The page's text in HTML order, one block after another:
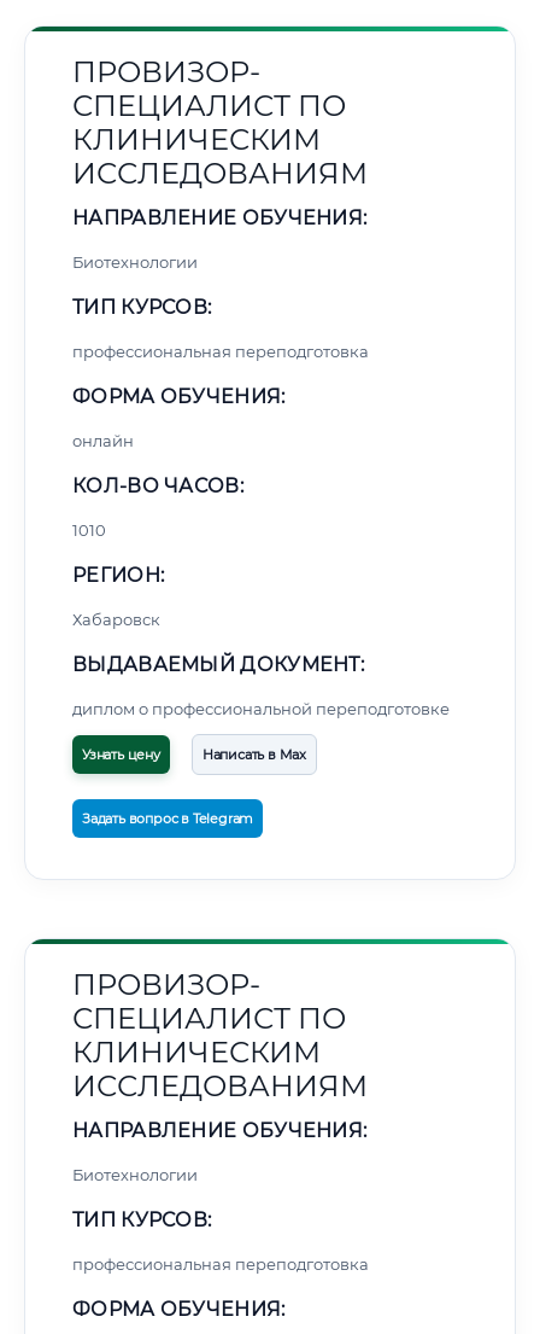
ПРОВИЗОР-
СПЕЦИАЛИСТ ПО
КЛИНИЧЕСКИМ
ИССЛЕДОВАНИЯМ
НАПРАВЛЕНИЕ ОБУЧЕНИЯ:
Биотехнологии
ТИП КУРСОВ:
профессиональная переподготовка
ФОРМА ОБУЧЕНИЯ:
онлайн
КОЛ-ВО ЧАСОВ:
1010
РЕГИОН:
Хабаровск
ВЫДАВАЕМЫЙ ДОКУМЕНТ:
диплом о профессиональной переподготовке
Узнать цену Написать в Max
Задать вопрос в Telegram
ПРОВИЗОР-
СПЕЦИАЛИСТ ПО
КЛИНИЧЕСКИМ
ИССЛЕДОВАНИЯМ
НАПРАВЛЕНИЕ ОБУЧЕНИЯ:
Биотехнологии
ТИП КУРСОВ:
профессиональная переподготовка
ФОРМА ОБУЧЕНИЯ: